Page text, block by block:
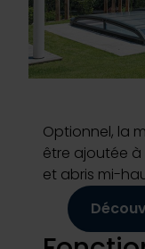
Votre projet
Configurer ma
Demander un
Trouver mon
Optionnel, la
être ajoutée
et abris mi-